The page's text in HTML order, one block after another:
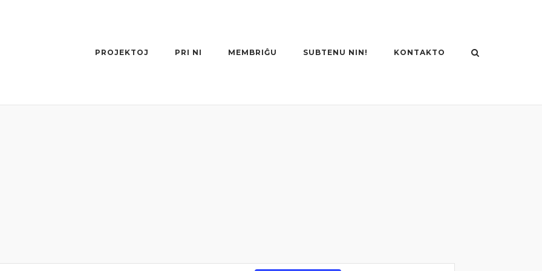
PROJEKTOJ PRI NI MEMBRIĜU SUBTENU NIN! KONTAKTO